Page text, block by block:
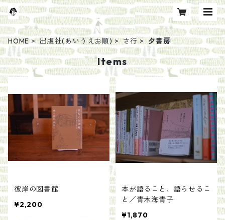
HOME 出版社(あいうえお順) さ行 夕書房
Items
彼岸の図書館
¥2,200
本が語ること、語らせるこ
と／青木海青子
¥1,870